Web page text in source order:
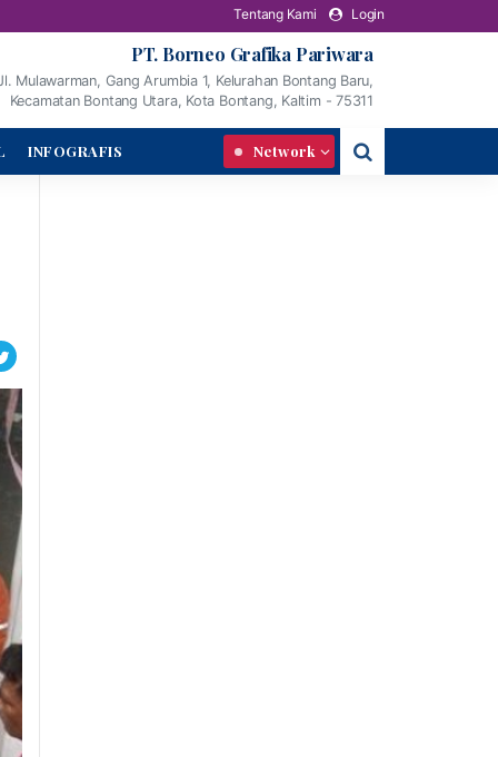
Tentang Kami Login
PT. Borneo Grafika Pariwara
Mulawarman, Gang Arumbia 1, Kelurahan Bontang Baru,
Kecamatan Bontang Utara, Kota Bontang, Kaltim - 75311
INFOGRAFIS Network